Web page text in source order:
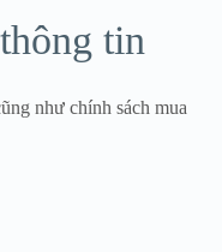
tin
như chính sách mua